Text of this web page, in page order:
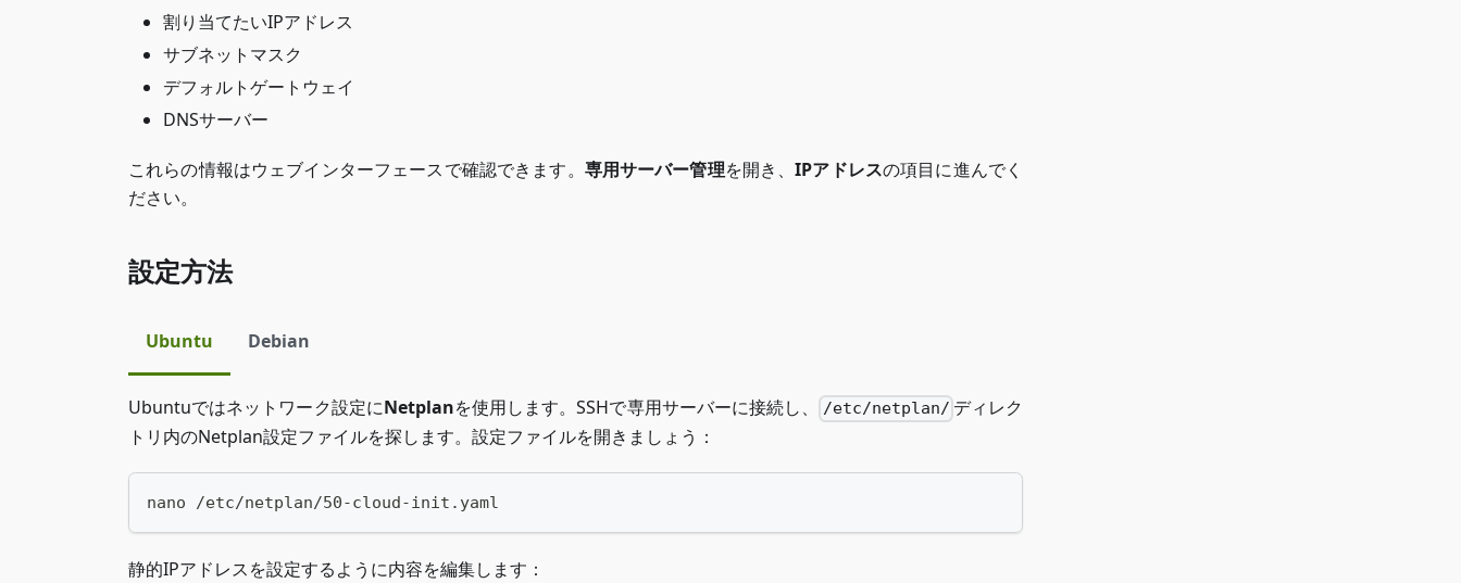
割り当てたいIPアドレス
サブネットマスク
デフォルトゲートウェイ
DNSサーバー
これらの情報はウェブインターフェースで確認できます。 専用サーバー管理を開き、IPアドレスの項目に進んでく
ださい。
設定方法
Ubuntu Debian
Ubuntuではネットワーク設定にNetplanを使用します。SSHで専用サーバーに接続し、 /etc/netplan/ ディレク
トリ内のNetplan設定ファイルを探します。設定ファイルを開きましょう：
nano /etc/netplan/50-cloud-init.yaml
静的IPアドレスを設定するように内容を編集します：